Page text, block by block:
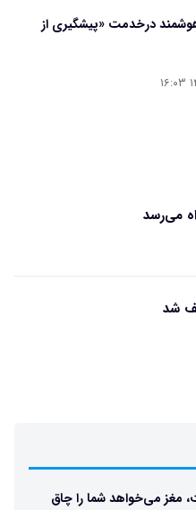
درخدمت «پیشگیری از
می‌رسد
شد
مغز می‌خواهد شما را چاق